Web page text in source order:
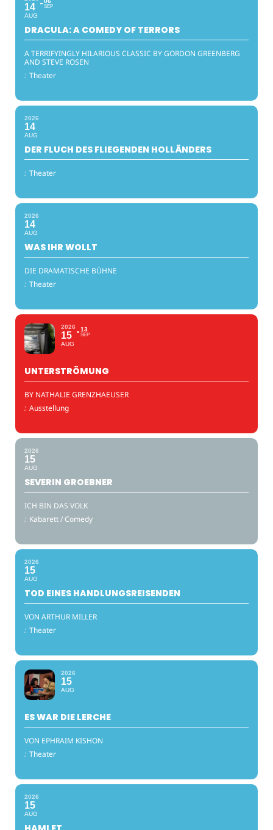
14
AUG
SEP
DRACULA: A COMEDY OF TERRORS
A TERRIFYINGLY HILARIOUS CLASSIC BY GORDON GREENBERG
AND STEVE ROSEN
: Theater
2026
14
AUG
DER FLUCH DES FLIEGENDEN HOLLÄNDERS
: Theater
2026
14
AUG
WAS IHR WOLLT
DIE DRAMATISCHE BÜHNE
: Theater
2026
15
AUG
13
SEP
UNTERSTRÖMUNG
BY NATHALIE GRENZHAEUSER
: Ausstellung
2026
15
AUG
SEVERIN GROEBNER
ICH BIN DAS VOLK
: Kabarett / Comedy
2026
15
AUG
TOD EINES HANDLUNGSREISENDEN
VON ARTHUR MILLER
: Theater
2026
15
AUG
ES WAR DIE LERCHE
VON EPHRAIM KISHON
: Theater
2026
15
AUG